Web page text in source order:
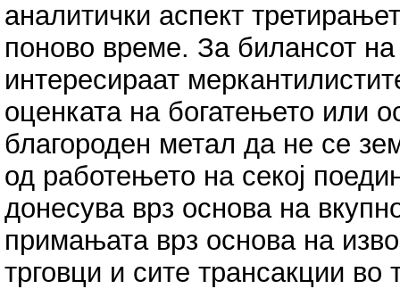
аналитички аспект
поново време. За билансот
интересираат
оценката на богатењето или
благороден метал да не се
од работењето на секој
донесува врз основа на
примањата врз основа на
трговци и сите трансакции во